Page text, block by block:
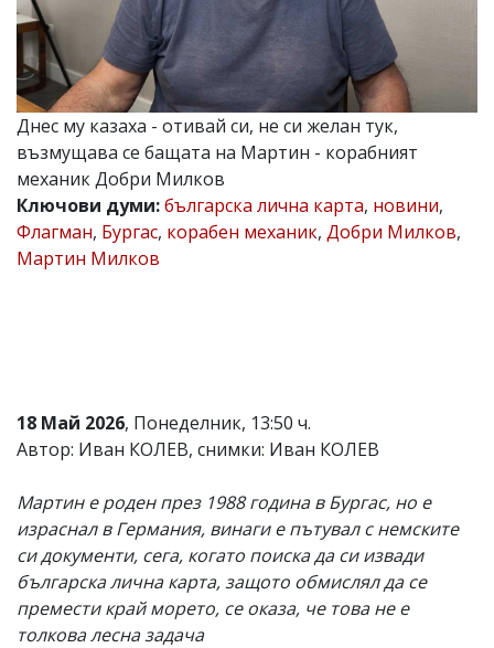
Главен
редактор:
Иван
Колев,
email:
office@flagman.bg
Коментарите
под
статиите
се
въвеждат
за
тях!
Ако
обиден
за
вас
коментар,
моля
сигнализирайте
ни!
Днес му казаха - отивай си, не си желан тук,
възмущава се бащата на Мартин - корабният
механик Добри Милков
Ключови думи:българска лична карта, новини,
Флагман, Бургас, корабен механик, Добри Милков,
Мартин Милков
18 Май 2026, Понеделник, 13:50 ч.
Автор: Иван КОЛЕВ, снимки: Иван КОЛЕВ
Мартин е роден през 1988 година в Бургас, но е
израснал в Германия, винаги е пътувал с немските
си документи, сега, когато поиска да си извади
българска лична карта, защото обмислял да се
премести край морето, се оказа, че това не е
толкова лесна задача